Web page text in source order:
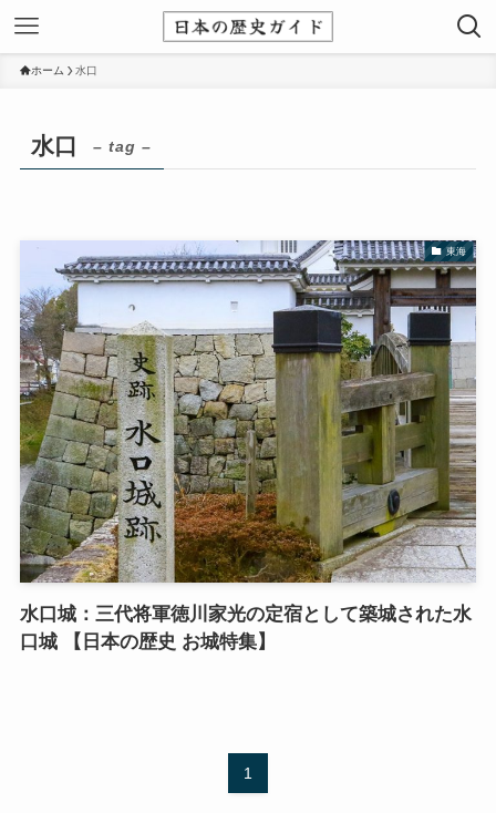
ホーム 水口
水口 – tag –
東海
水口城：三代将軍徳川家光の定宿として築城された水
口城 【日本の歴史 お城特集】
1